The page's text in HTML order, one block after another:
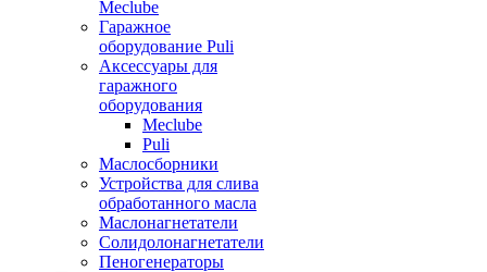
Meclube
Гаражное
оборудование Puli
Аксессуары для
гаражного
оборудования
Meclube
Puli
Маслосборники
Устройства для слива
обработанного масла
Маслонагнетатели
Солидолонагнетатели
Пеногенераторы